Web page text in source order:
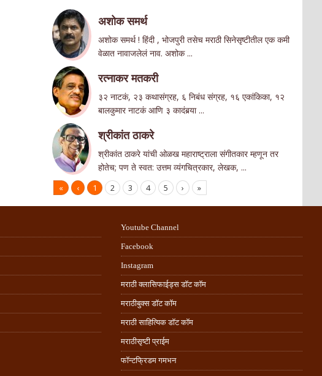
अशोक समर्थ
अशोक समर्थ ! हिंदी , भोजपुरी तसेच मराठी सिनेसृष्टीतील एक कमी
वेळात नावाजलेलं नाव. अशोक ...
रत्नाकर मतकरी
३२ नाटकं, २३ कथासंग्रह, ६ निबंध संग्रह, १६ एकांकिका, १२
बालकुमार नाटकं आणि ३ कादंबर्‍या ...
श्रीकांत ठाकरे
श्रीकांत ठाकरे यांची ओळख महाराष्ट्राला संगीतकार म्हणून तर
होतेच; पण ते स्वत: उत्तम व्यंगचित्रकार, लेखक, ...
« ‹ 1 2 3 4 5 › »
Youtube Channel
Facebook
Instagram
मराठी क्लासिफाईड्स डॉट कॉम
मराठीबुक्स डॉट कॉम
मराठी साहित्यिक डॉट कॉम
मराठीसृष्टी प्राईम
फॉन्टफ्रिडम गमभन